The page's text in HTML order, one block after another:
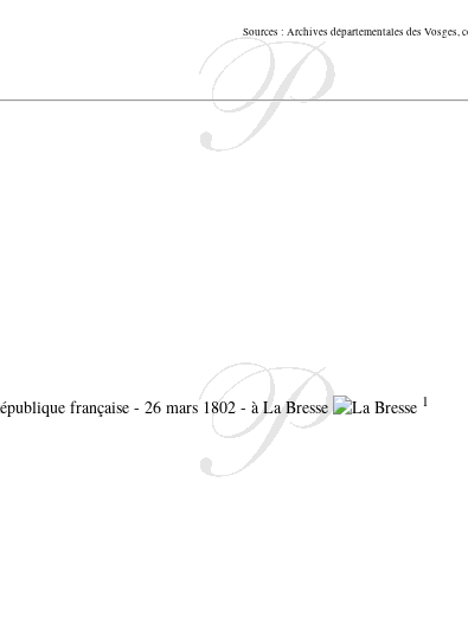
Sources : Archives départementales des
française - 26 mars 1802 - à La Bresse 1